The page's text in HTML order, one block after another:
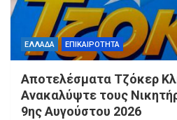
ΕΛΛΑΔΑ ΕΠΙΚΑΙΡΟΤΗΤΑ
Αποτελέσματα Τζόκερ
Ανακαλύψτε τους
9ης Αυγούστου 2026